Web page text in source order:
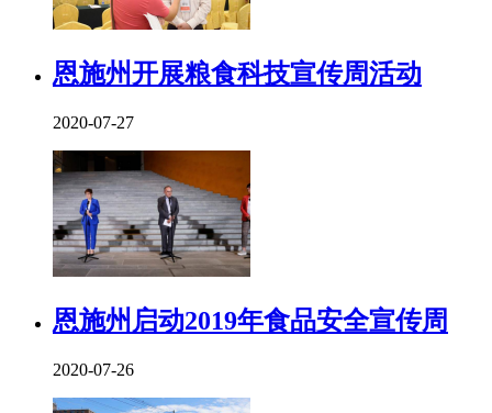
恩施州开展粮食科技宣传周活动
2020-07-27
恩施州启动2019年食品安全宣传周
2020-07-26